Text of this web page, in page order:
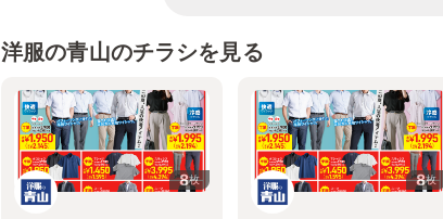
洋服の青山のチラシを見る
8枚 8枚